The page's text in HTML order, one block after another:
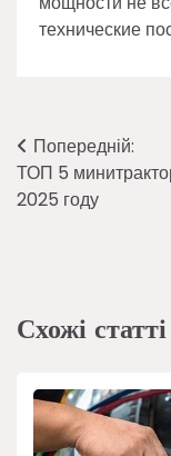
технические
Навігація
записів
Попередній:
ТОП 5
2025 году
Схожі статті